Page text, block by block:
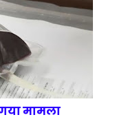
मामला